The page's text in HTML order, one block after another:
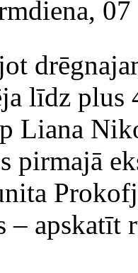
līdz plus
Liana
pirmajā
– apskatīt